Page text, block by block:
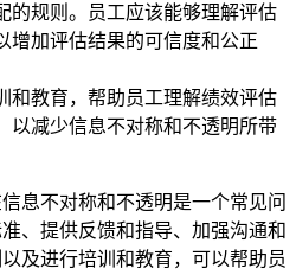
的规则。员工应该能够理解评估
增加评估结果的可信度和公正
和教育，帮助员工理解绩效评估
以减少信息不对称和不透明所带
息不对称和不透明是一个常见问
、提供反馈和指导、加强沟通和
及进行培训和教育，可以帮助员